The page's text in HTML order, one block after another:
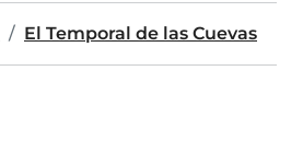
El Temporal de las Cuevas